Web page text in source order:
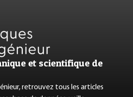
et scientifique de
retrouvez tous les articles